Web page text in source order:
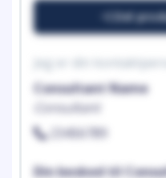
Del
Jeg er din
Consultant Name
Consultant
23456789
Din besked til